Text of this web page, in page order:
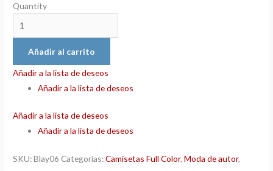
Quantity
Añadir al carrito
Añadir a la lista de deseos
Añadir a la lista de deseos
Añadir a la lista de deseos
Añadir a la lista de deseos
SKU:Blay06 Categorías:Camisetas Full Color,Moda de autor,